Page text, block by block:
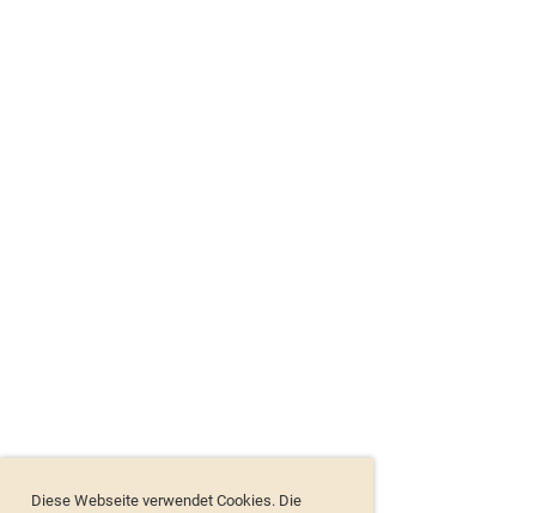
Diese Webseite verwendet Cookies. Die